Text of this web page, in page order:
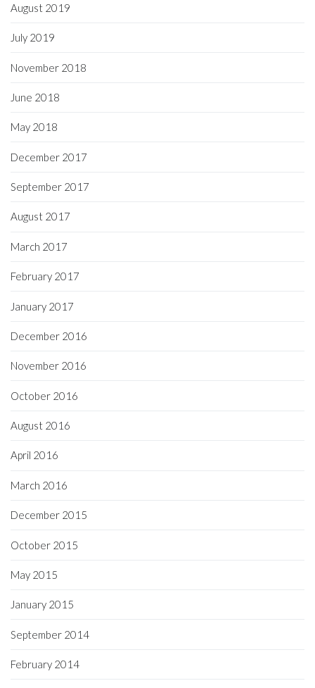
August 2019
July 2019
November 2018
June 2018
May 2018
December 2017
September 2017
August 2017
March 2017
February 2017
January 2017
December 2016
November 2016
October 2016
August 2016
April 2016
March 2016
December 2015
October 2015
May 2015
January 2015
September 2014
February 2014